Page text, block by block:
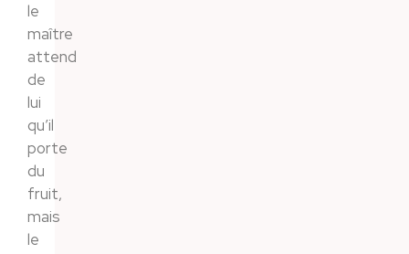
le
maître
attend
de
lui
qu’il
porte
du
fruit,
mais
le